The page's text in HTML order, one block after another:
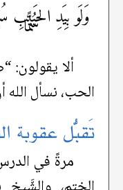
وَلَو بِيَدِ سُمًّا
ألا
الحب، نسأل
تَقبُّل عقوبة
مرةً في